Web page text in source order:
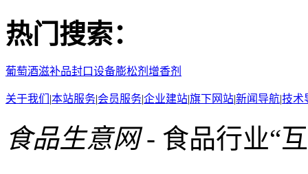
热门搜索：
葡萄酒滋补品封口设备膨松剂 增香剂
关于我们 |本站服务|会员服务|企业建站|旗下网站|新闻导航|技术
食品生意网- 食品行业“